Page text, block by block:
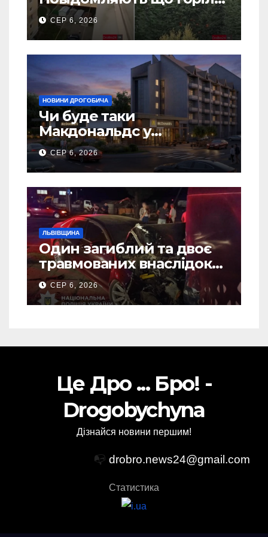
5 гаражів (Відео)
СЕР 6, 2026
НОВИНИ ДРОГОБИЧА
Чи буде таки
Макдональдс у
Дрогобичі? (Фото)
СЕР 6, 2026
ЛЬВІВЩИНА
Один загиблий та двоє
травмованих внаслідок
ДТП на Самбірщині
СЕР 6, 2026
Це Дро ... Бро! -
Drogobychyna
Дізнайся новини першим!
📭 drobro.news24@gmail.com
Статистика